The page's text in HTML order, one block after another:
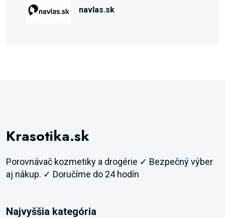
navlas.sk
Krasotika.sk
Porovnávač kozmetiky a drogérie ✓ Bezpečný výber
aj nákup. ✓ Doručíme do 24 hodín
Najvyššia kategória